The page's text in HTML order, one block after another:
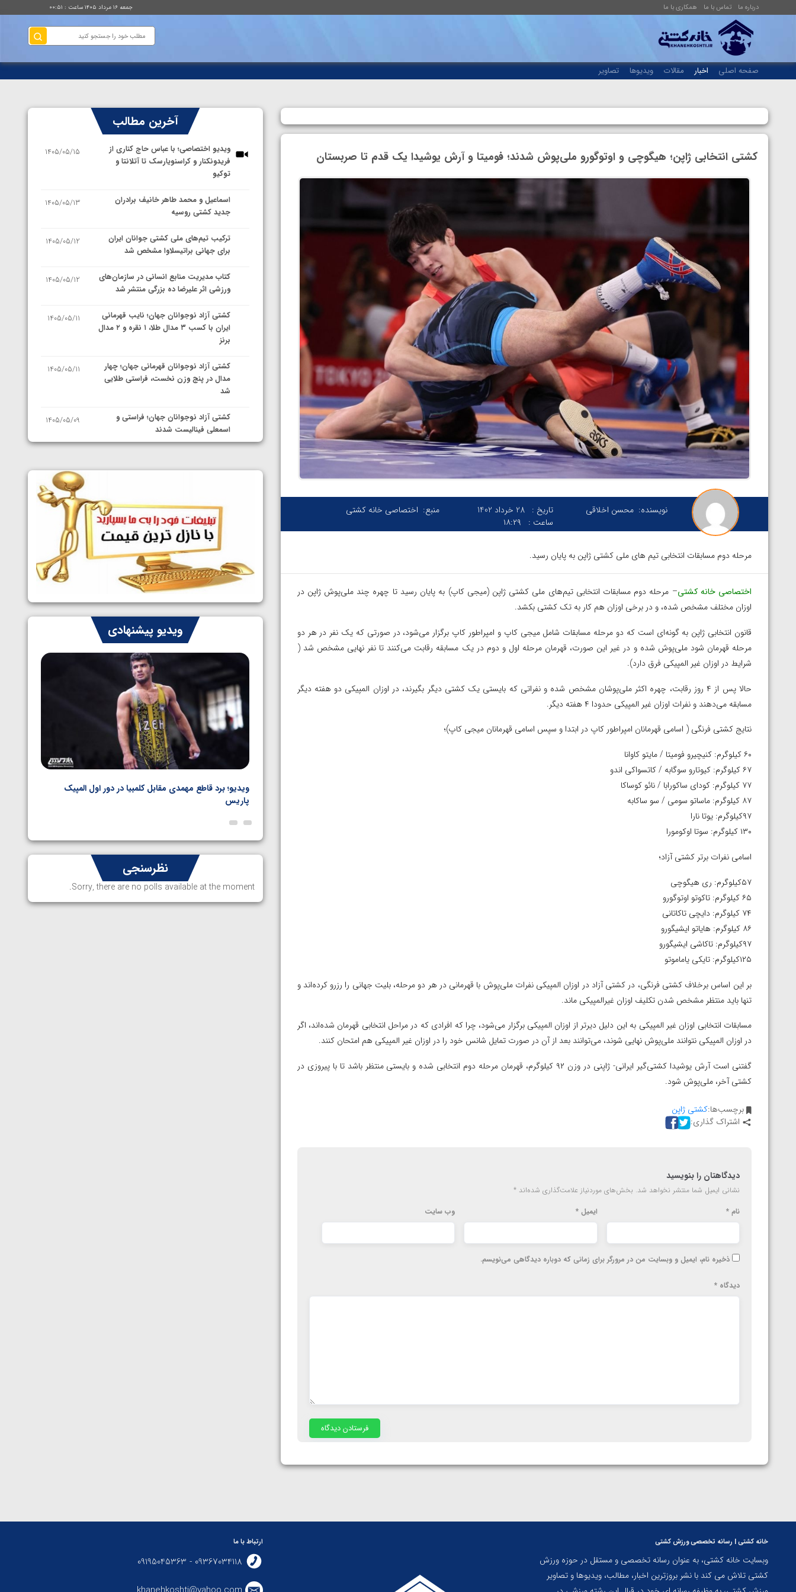
درباره ما تماس با ما همکاری با ما جمعه ۱۶ مرداد ۱۴۰۵ ساعت : ۰۰:۵۱
صفحه اصلی اخبار مقالات ویدیوها تصاویر
کشتی انتخابی ژاپن؛ هیگوچی و اوتوگورو ملی‌پوش شدند؛ فومیتا و آرش یوشیدا یک قدم تا صربستان
نویسنده: محسن اخلاقی تاریخ : 28 خرداد 1402
ساعت :
۱۸:۲۹
منبع: اختصاصی خانه کشتی
مرحله دوم مسابقات انتخابی تیم های ملی کشتی ژاپن به پایان رسید.
اختصاصی خانه کشتی– مرحله دوم مسابقات انتخابی تیم‌های ملی کشتی ژاپن (میجی کاپ) به پایان رسید تا چهره چند ملی‌پوش ژاپن در
اوزان مختلف مشخص شده، و در برخی اوزان هم کار به تک کشتی بکشد.
قانون انتخابی ژاپن به گونه‌ای است که دو مرحله مسابقات شامل میجی کاپ و امپراطور کاپ برگزار می‌شود، در صورتی که یک نفر در هر دو
مرحله قهرمان شود ملی‌پوش شده و در غیر این صورت، قهرمان مرحله اول و دوم در یک مسابقه رقابت می‌کنند تا نفر نهایی مشخص شد (
شرایط در اوزان غیر المپیکی فرق دارد).
حالا پس از ۴ روز رقابت، چهره اکثر ملی‌پوشان مشخص شده و نفراتی که بایستی یک‌ کشتی دیگر بگیرند، در اوزان المپیکی دو هفته دیگر
مسابقه می‌دهند و نفرات اوزان غیر المپیکی حدودا ۴ هفته دیگر.
نتایج کشتی فرنگی ( اسامی قهرمانان امپراطور کاپ در ابتدا و سپس اسامی قهرمانان میجی کاپ)؛
۶۰ کیلوگرم: کنیچیرو فومیتا / مایتو کاوانا
۶۷ کیلوگرم: کیوتارو سوگابه / کاتسواکی اندو
۷۷ کیلوگرم: کودای ساکورابا / نائو کوساکا
۸۷ کیلوگرم: ماساتو سومی / سو ساکابه
۹۷‌کیلوگرم: یوتا نارا
۱۳۰ کیلوگرم: سوتا اوکومورا
اسامی نفرات برتر کشتی آزاد؛
۵۷‌کیلوگرم: ری هیگوچی
۶۵ کیلوگرم: تاکوتو اوتوگورو
۷۴ کیلوگرم: دایچی تاکاتانی
۸۶ کیلوگرم: هایاتو ایشیگورو
۹۷‌کیلوگرم: تاکاشی ایشیگورو
۱۲۵‌کیلوگرم: تایکی یاماموتو
بر این اساس برخلاف کشتی فرنگی، در کشتی آزاد در اوزان المپیکی نفرات ملی‌پوش با قهرمانی در هر دو مرحله، بلیت جهانی را رزرو کرده‌اند و
تنها باید منتظر مشخص شدن تکلیف اوزان غیرالمپیکی ماند.
مسابقات انتخابی اوزان غیر المپیکی به این دلیل دیرتر از اوزان المپیکی برگزار می‌شود، چرا که افرادی که در مراحل انتخابی قهرمان شده‌اند، اگر
در‌ اوزان المپیکی نتوانند ملی‌پوش نهایی شوند، می‌توانند بعد از آن در صورت تمایل شانس خود را در اوزان غیر المپیکی هم امتحان کنند.
گفتنی است آرش یوشیدا کشتی‌گیر ایرانی- ژاپنی در وزن ۹۲ کیلوگرم، قهرمان مرحله دوم انتخابی شده و بایستی منتظر باشد تا با پیروزی در
کشتی آخر،‌ ملی‌پوش شود.
برچسب‌ها:کشتی ژاپن
اشتراک گذاری:
دیدگاهتان را بنویسید
نشانی ایمیل شما منتشر نخواهد شد. بخش‌های موردنیاز علامت‌گذاری شده‌اند *
نام * ایمیل* وب‌ سایت
ذخیره نام، ایمیل و وبسایت من در مرورگر برای زمانی که دوباره دیدگاهی می‌نویسم.
دیدگاه *
آخرین مطالب
ویدیو اختصاصی؛ با عباس حاج کناری از
فریدونکنار و کراسنویارسک تا آتلانتا و
توکیو
1405/05/15
اسماعیل و محمد طاهر خانیف برادران
جدید کشتی روسیه
1405/05/13
ترکیب تیم‌های ملی کشتی جوانان ایران
برای جهانی براتیسلاوا مشخص شد
1405/05/12
کتاب مدیریت منابع انسانی در سازمان‌های
ورزشی اثر علیرضا ده بزرگی منتشر شد
1405/05/12
کشتی آزاد نوجوانان جهان؛ نایب قهرمانی
ایران با کسب ۳ مدال طلا، ۱ نقره و ۲ مدال
برنز
1405/05/11
کشتی آزاد نوجوانان قهرمانی جهان؛ چهار
مدال در پنج وزن نخست، فراستی طلایی
شد
1405/05/11
کشتی آزاد نوجوانان جهان؛ فراستی و
اسمعلی فینالیست شدند
1405/05/09
نمایندگان ایران مشخص شدند
سوم برای ایران
1405/05/07
ایران چشم به راه چهار مدال در پنج وزن
دوم کشتی فرنگی نوجوانان جهان
1405/05/06
ویدیو پیشنهادی
آمویان از
ویدیو؛ صعود حسن یزدانی به فینال المپیک با برتری مقابل
ناظم امینه
ویدیو؛ برد قاطع مهمدی مقابل کلمبیا در دور اول المپیک
پاریس
نظرسنجی
Sorry, there are no polls available at the moment.
خانه کشتی | رسانه تخصصی ورزش کشتی
وبسایت خانه کشتی، به عنوان رسانه تخصصی و مستقل در حوزه ورزش
کشتی تلاش می کند با نشر بروزترین اخبار، مطالب، ویدیوها و تصاویر
ارتباط با ما
09367034118 - 09195045363